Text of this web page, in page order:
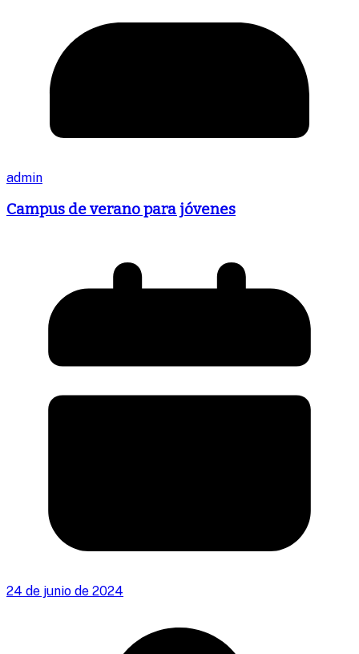
admin
Campus de verano para jóvenes
24 de junio de 2024